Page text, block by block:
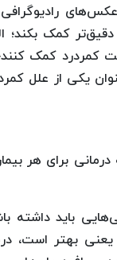
کمک بکند؛
کمردرد کمک
برای هر
باید داشته
بهتر است،